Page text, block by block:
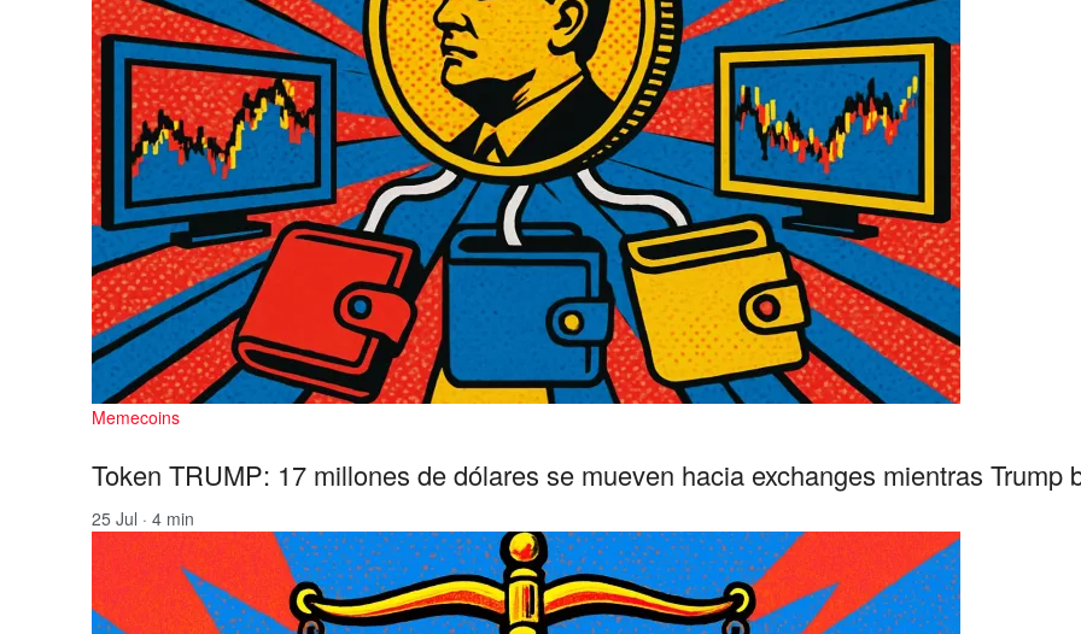
Memecoins
Token TRUMP: 17 millones de dólares se mueven hacia exchanges mientras Trump
25 Jul · 4 min